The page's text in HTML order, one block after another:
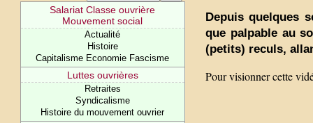
Salariat Classe ouvrière
Mouvement social
Actualité
Histoire
Capitalisme Economie Fascisme
Luttes ouvrières
Retraites
Syndicalisme
Histoire du mouvement ouvrier
Depuis quelques
que palpable au
(petits) reculs,
Pour visionner cette